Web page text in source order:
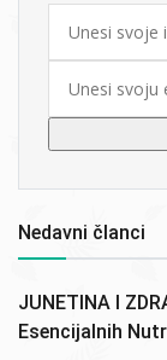
Nedavni članci
JUNETINA I
Esencijalnih